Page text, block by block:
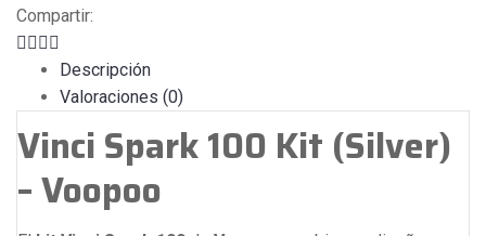
Compartir:
Descripción
Valoraciones (0)
Vinci Spark 100 Kit (Silver)
– Voopoo